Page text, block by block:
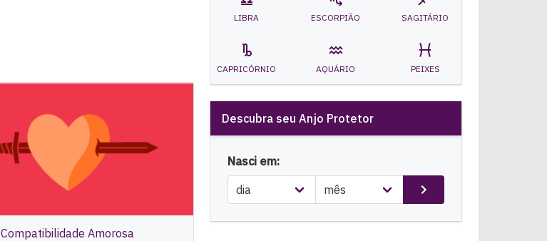
Compatibilidade Amorosa
LIBRA ESCORPIÃO SAGITÁRIO
CAPRICÓRNIO AQUÁRIO PEIXES
Descubra seu Anjo Protetor
Nasci em: